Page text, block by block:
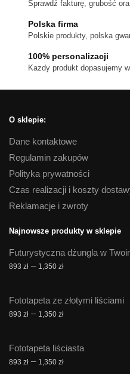
na
Sprawdź fakturę, grubość
Polska firma
Polskie produkty, polska
100% personalizacji
Kazdy produkt dopasujemy
O sklepie:
Dane kontaktowe
Regulamin zakupów
Polityka prywatności
Czas realizacji i koszty
Reklamacje i zwroty
Najnowsze produkty w sklepie
Futurystyczna dżungla w
893 zł – 1,350 złZakres
893 zł
do
Fototapeta ze złotymi liściami
893 zł – 1,350 złZakres
893 zł
do
Fototapeta liściasta
893 zł – 1,350 złZakres